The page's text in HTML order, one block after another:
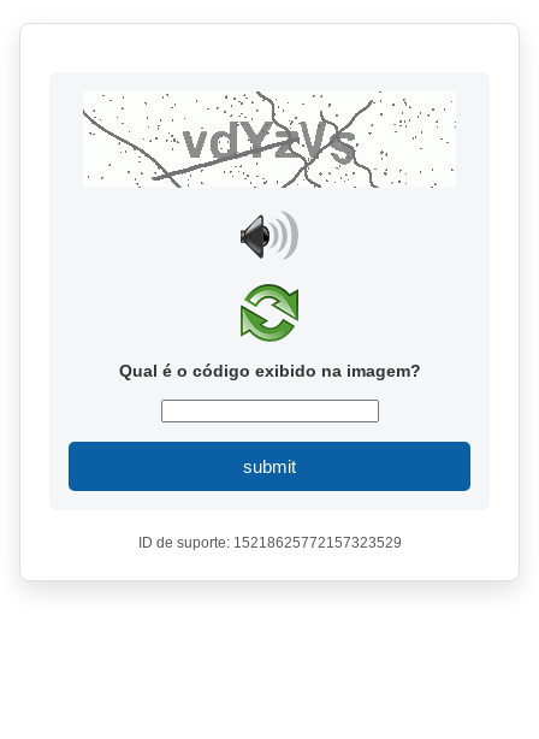
Qual é o código exibido na imagem?
submit
ID de suporte: 15218625772157323529